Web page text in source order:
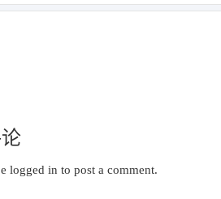
logged in to post a comment.